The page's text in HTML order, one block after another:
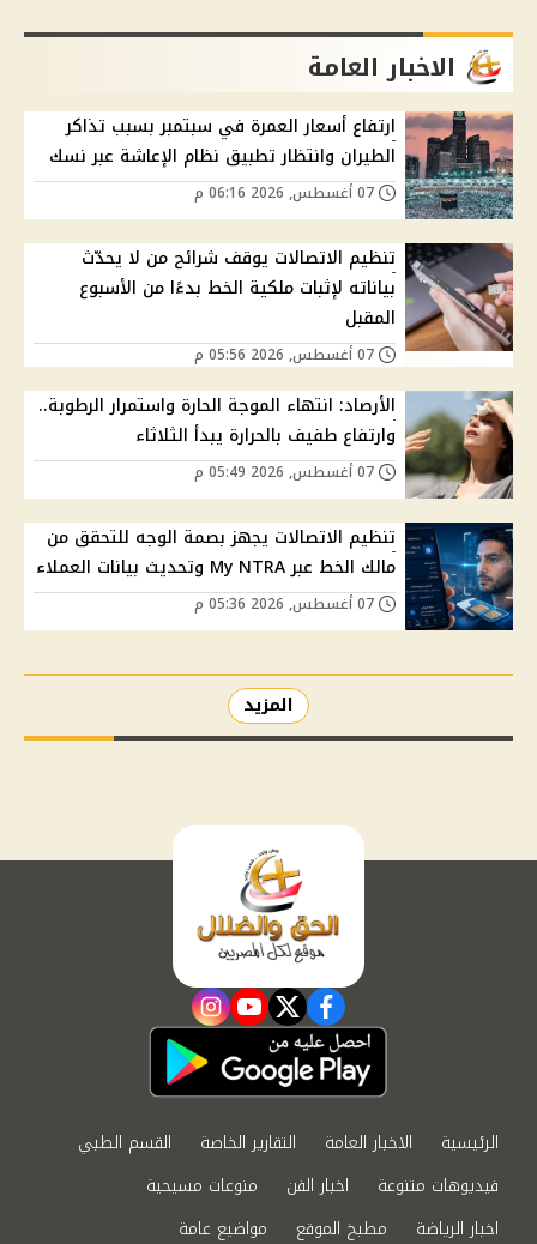
الاخبار العامة
ارتفاع أسعار العمرة في سبتمبر بسبب تذاكر
الطيران وانتظار تطبيق نظام الإعاشة عبر نسك
تنظيم الاتصالات يوقف شرائح من لا يحدّث
بياناته لإثبات ملكية الخط بدءًا من الأسبوع
المقبل
الأرصاد: انتهاء الموجة الحارة واستمرار الرطوبة..
وارتفاع طفيف بالحرارة يبدأ الثلاثاء
تنظيم الاتصالات يجهز بصمة الوجه للتحقق من
مالك الخط عبر My NTRA وتحديث بيانات العملاء
المزيد
facebook
twitter
youtube
instagram
الرئيسية الاخبار العامة التقارير الخاصة
القسم الطبي
فيديوهات متنوعة
اخبار الفن
منوعات مسيحية
اخبار الرياضة
مطبخ الموقع مواضيع عامة